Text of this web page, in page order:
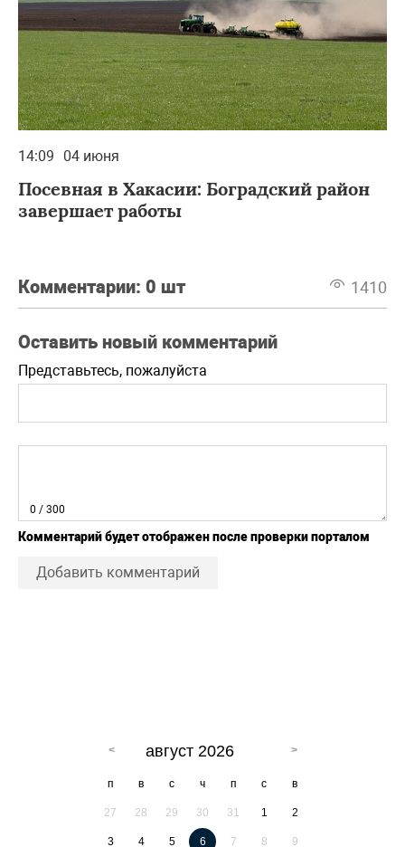
14:09 04 июня
Посевная в Хакасии: Боградский район
завершает работы
Комментарии: 0 шт 1410
Оставить новый комментарий
Представьтесь, пожалуйста
0 / 300
Комментарий будет отображен после проверки порталом
Добавить комментарий
август 2026
п в с ч п с в
27 28 29 30 31 1 2
3 4 5 6 7 8 9